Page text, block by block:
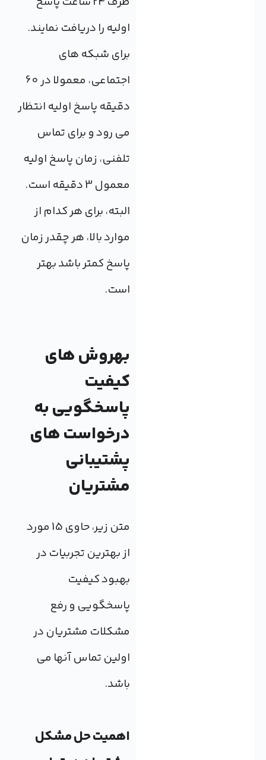
اولیه را دریافت نمایند.
برای شبکه های
اجتماعی، معمولا در 60
دقیقه پاسخ اولیه انتظار
می رود و برای تماس
تلفنی، زمان پاسخ اولیه
معمول 3 دقیقه است.
البته، برای هر کدام از
موارد بالا، هر چقدر زمان
پاسخ کمتر باشد بهتر
است.
بهروش های
کیفیت
پاسخگویی به
درخواست های
پشتیبانی
مشتریان
متن زیر، حاوی 15 مورد
از بهترین تجربیات در
بهبود کیفیت
پاسخگویی و رفع
مشکلات مشتریان در
اولین تماس آنها می
باشد.
اهمیت حل مشکل